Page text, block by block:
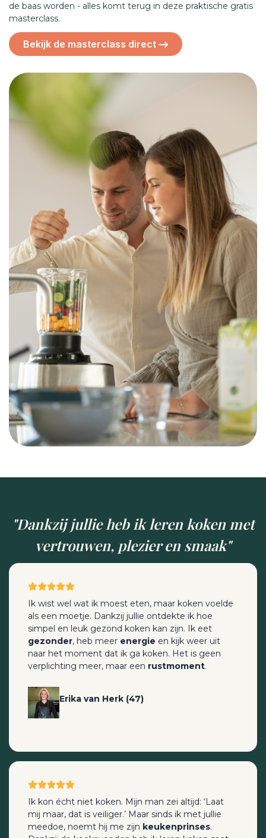
de baas worden - alles komt terug in deze praktische gratis
masterclass.
Bekijk de masterclass direct
"Dankzij jullie heb ik leren koken met
vertrouwen, plezier en smaak"
Ik wist wel wat ik moest eten, maar koken voelde
als een moetje. Dankzij jullie ontdekte ik hoe
simpel en leuk gezond koken kan zijn. Ik eet
gezonder, heb meer energie en kijk weer uit
naar het moment dat ik ga koken. Het is geen
verplichting meer, maar een rustmoment.
Erika van Herk (47)
Ik kon écht niet koken. Mijn man zei altijd: ‘Laat
mij maar, dat is veiliger.’ Maar sinds ik met jullie
meedoe, noemt hij me zijn keukenprinses.